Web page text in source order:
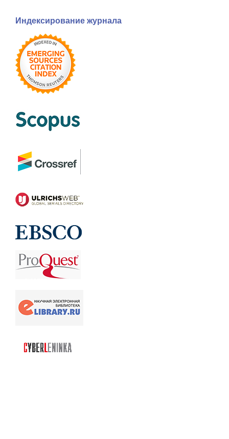
Индексирование журнала